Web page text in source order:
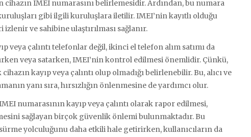
cihazın IMEI numarasını belirlemesidir. Ardından, bu numara
gibi ilgili kuruluşlara iletilir. IMEI’nin kayıtlı olduğu
ve sahibine ulaştırılması sağlanır.
veya çalıntı telefonlar değil, ikinci el telefon alım satımı da
veya satarken, IMEI’nin kontrol edilmesi önemlidir. Çünkü,
kayıp veya çalıntı olup olmadığı belirlenebilir. Bu, alıcı ve
yanı sıra, hırsızlığın önlenmesine de yardımcı olur.
numarasının kayıp veya çalıntı olarak rapor edilmesi,
sağlayan birçok güvenlik önlemi bulunmaktadır. Bu
yolculuğunu daha etkili hale getirirken, kullanıcıların da